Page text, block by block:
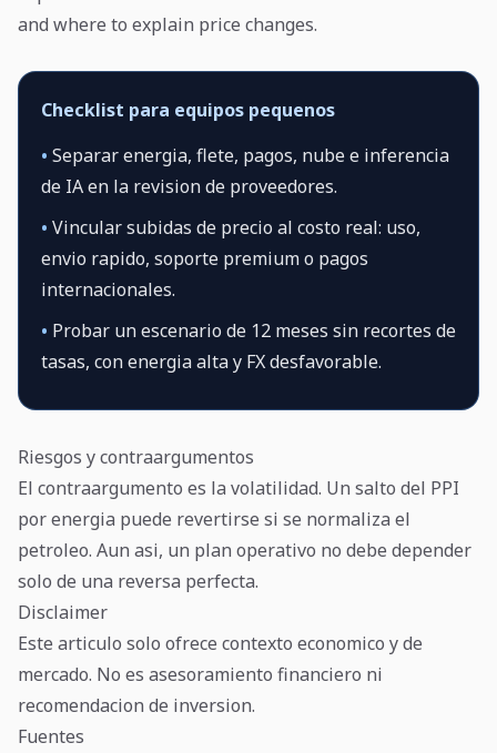
and where to explain price changes.
Checklist para equipos pequenos
• Separar energia, flete, pagos, nube e inferencia
de IA en la revision de proveedores.
• Vincular subidas de precio al costo real: uso,
envio rapido, soporte premium o pagos
internacionales.
• Probar un escenario de 12 meses sin recortes de
tasas, con energia alta y FX desfavorable.
Riesgos y contraargumentos
El contraargumento es la volatilidad. Un salto del PPI
por energia puede revertirse si se normaliza el
petroleo. Aun asi, un plan operativo no debe depender
solo de una reversa perfecta.
Disclaimer
Este articulo solo ofrece contexto economico y de
mercado. No es asesoramiento financiero ni
recomendacion de inversion.
Fuentes